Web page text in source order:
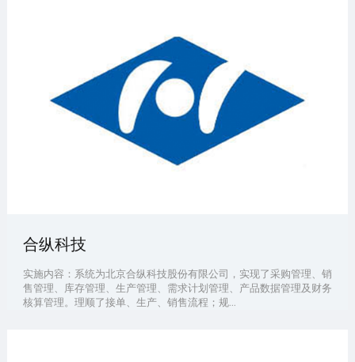
合纵科技
实施内容：系统为北京合纵科技股份有限公司，实现了采购管理、销
售管理、库存管理、生产管理、需求计划管理、产品数据管理及财务
核算管理。理顺了接单、生产、销售流程；规...